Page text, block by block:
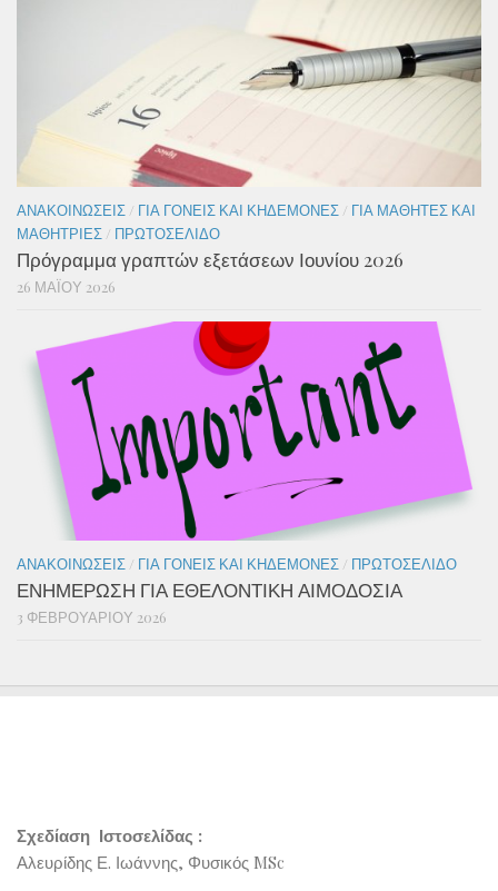
ΑΝΑΚΟΙΝΏΣΕΙΣ / ΓΙΑ ΓΟΝΕΊΣ ΚΑΙ ΚΗΔΕΜΌΝΕΣ / ΓΙΑ ΜΑΘΗΤΈΣ ΚΑΙ
ΜΑΘΉΤΡΙΕΣ / ΠΡΩΤΟΣΈΛΙΔΟ
Πρόγραμμα γραπτών εξετάσεων Ιουνίου 2026
26 ΜΑΪ́ΟΥ 2026
ΑΝΑΚΟΙΝΏΣΕΙΣ / ΓΙΑ ΓΟΝΕΊΣ ΚΑΙ ΚΗΔΕΜΌΝΕΣ / ΠΡΩΤΟΣΈΛΙΔΟ
ΕΝΗΜΕΡΩΣΗ ΓΙΑ ΕΘΕΛΟΝΤΙΚΗ ΑΙΜΟΔΟΣΙΑ
3 ΦΕΒΡΟΥΑΡΊΟΥ 2026
Σχεδίαση Ιστοσελίδας :
Αλευρίδης Ε. Ιωάννης, Φυσικός MSc